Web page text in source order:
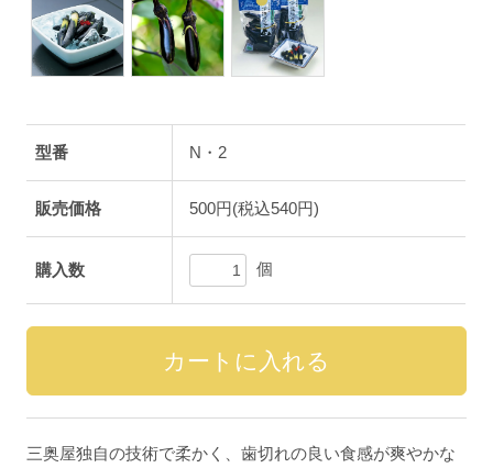
型番 N・2
販売価格 500円(税込540円)
購入数 個
三奥屋独自の技術で柔かく、歯切れの良い食感が爽やかな